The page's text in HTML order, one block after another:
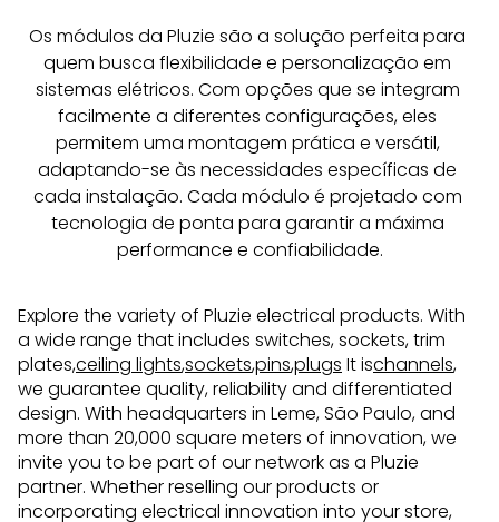
Os módulos da Pluzie são a solução perfeita para
quem busca flexibilidade e personalização em
sistemas elétricos. Com opções que se integram
facilmente a diferentes configurações, eles
permitem uma montagem prática e versátil,
adaptando-se às necessidades específicas de
cada instalação. Cada módulo é projetado com
tecnologia de ponta para garantir a máxima
performance e confiabilidade.
Explore the variety of Pluzie electrical products. With
a wide range that includes switches, sockets, trim
plates,ceiling lights,sockets,pins,plugs It ischannels,
we guarantee quality, reliability and differentiated
design. With headquarters in Leme, São Paulo, and
more than 20,000 square meters of innovation, we
invite you to be part of our network as a Pluzie
partner. Whether reselling our products or
incorporating electrical innovation into your store,